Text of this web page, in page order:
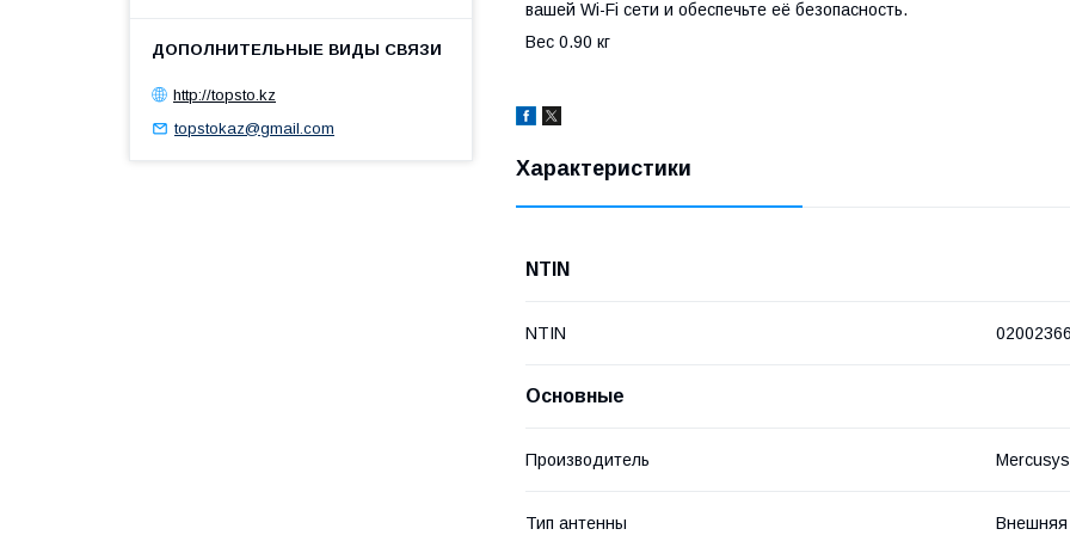
вашей Wi-Fi сети и обеспечьте её безопасность.
Вес 0.90 кг
Характеристики
NTIN
NTIN
Основные
Производитель Mercusys
Тип антенны Внешняя
http://topsto.kz
topstokaz@gmail.com